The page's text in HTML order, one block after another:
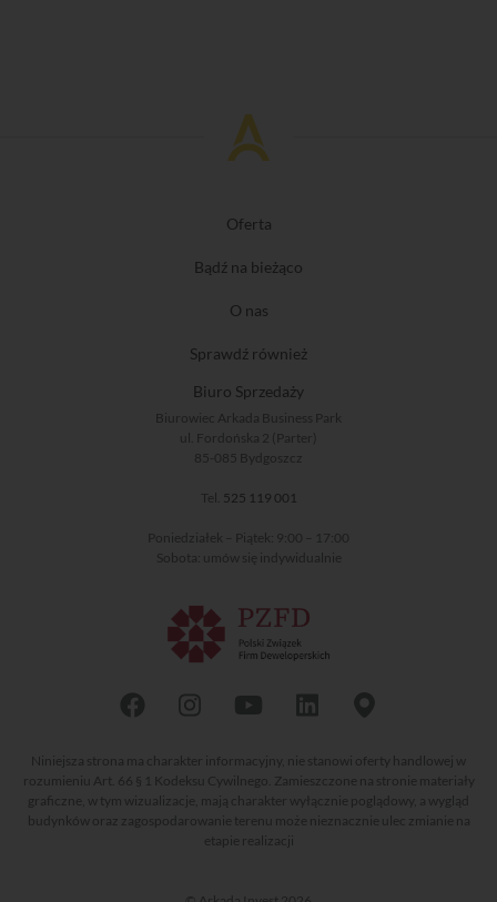
Oferta
Bądź na bieżąco
O nas
Sprawdź również
Biuro Sprzedaży
Biurowiec Arkada Business Park
ul. Fordońska 2 (Parter)
85-085 Bydgoszcz
Tel. 525 119 001
Poniedziałek – Piątek: 9:00 – 17:00
Sobota: umów się indywidualnie
Niniejsza strona ma charakter informacyjny, nie stanowi oferty handlowej w
rozumieniu Art. 66 § 1 Kodeksu Cywilnego. Zamieszczone na stronie materiały
graficzne, w tym wizualizacje, mają charakter wyłącznie poglądowy, a wygląd
budynków oraz zagospodarowanie terenu może nieznacznie ulec zmianie na
etapie realizacji